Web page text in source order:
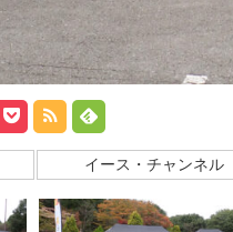
イース・チャンネル